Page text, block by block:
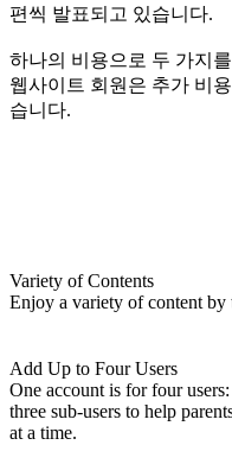
편씩 발표되고 있습니다.
하나의 비용으로 두 가지
웹사이트 회원은 추가 비
습니다.
Variety of Contents
Enjoy a variety of content by
Add Up to Four Users
One account is for four
three sub-users to help
at a time.